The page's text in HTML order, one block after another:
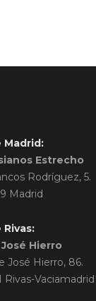
Madrid:
Estrecho
Rodríguez, 5.
Madrid
Rivas:
José Hierro
José Hierro, 86.
Rivas-Vaciamadrid